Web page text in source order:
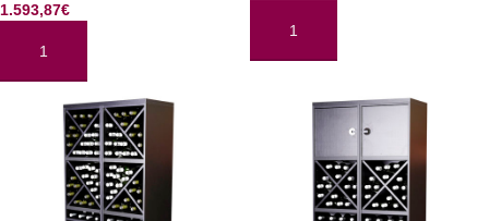
1.593,87€
AÑADIR AL CARRITO
AÑADIR AL CARRITO